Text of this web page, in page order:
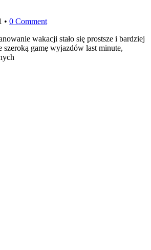
• 0 Comment
wakacji stało się prostsze i bardziej
szeroką gamę wyjazdów last minute,